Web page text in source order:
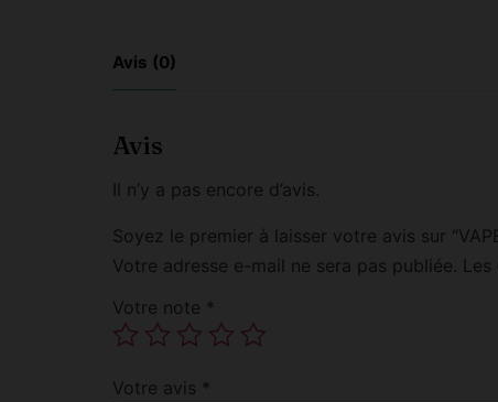
Avis (0)
Avis
Il n’y a pas encore d’avis.
Soyez le premier à laisser votre avis sur
Votre adresse e-mail ne sera pas publiée.
Votre note *
Votre avis *